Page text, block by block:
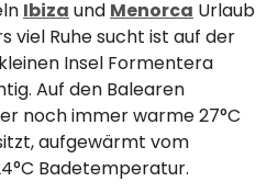
Ibiza und Menorca Urlaub
viel Ruhe sucht ist auf der
Insel Formentera
Auf den Balearen
noch immer warme 27°C
aufgewärmt vom
Badetemperatur.